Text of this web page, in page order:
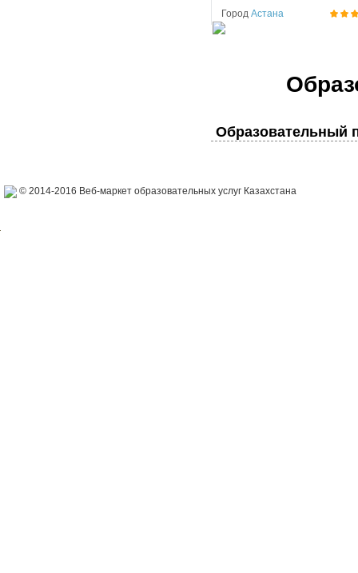
Город Астана
Образовательный
© 2014-2016 Веб-маркет образовательных услуг Казахстана